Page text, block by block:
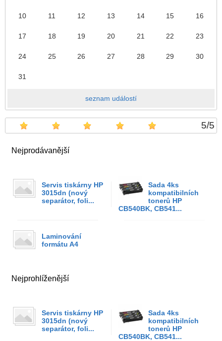
10 11 12 13 14 15 16
17 18 19 20 21 22 23
24 25 26 27 28 29 30
31
seznam událostí
5/5
Nejprodávanější
Servis tiskárny HP
3015dn (nový
separátor, foli...
Sada 4ks
kompatibilních
tonerů HP
CB540BK, CB541...
Laminování
formátu A4
Nejprohlíženější
Servis tiskárny HP
3015dn (nový
separátor, foli...
Sada 4ks
kompatibilních
tonerů HP
CB540BK, CB541...